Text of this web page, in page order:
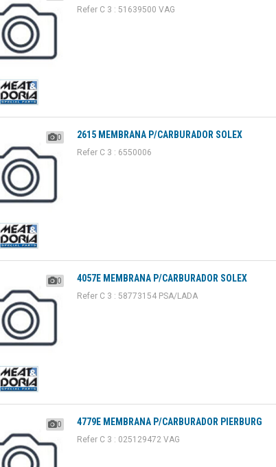
Refer C 3 : 51639500 VAG
0 2615 MEMBRANA P/CARBURADOR SOLEX
Refer C 3 : 6550006
0 4057E MEMBRANA P/CARBURADOR SOLEX
Refer C 3 : 58773154 PSA/LADA
0 4779E MEMBRANA P/CARBURADOR PIERBURG
Refer C 3 : 025129472 VAG